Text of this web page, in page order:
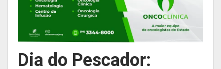
Dia do Pescador: